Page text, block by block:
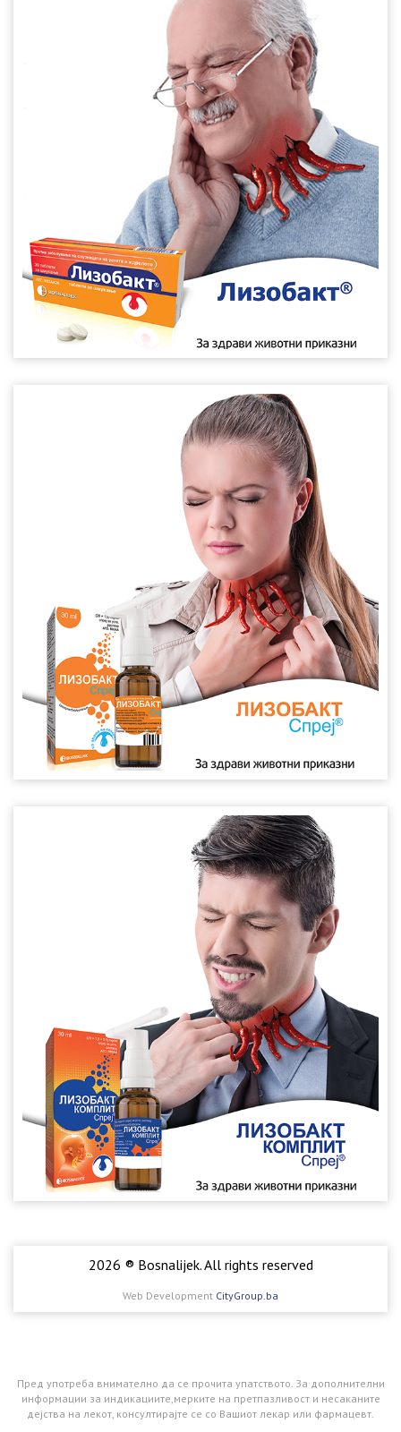
2026 ® Bosnalijek. All rights reserved
Web Development CityGroup.ba
Пред употреба внимателно да се прочита упатството. За дополнителни
информации за индикациите,мерките на претпазливост и несаканите
дејства на лекот, консултирајте се со Вашиот лекар или фармацевт.